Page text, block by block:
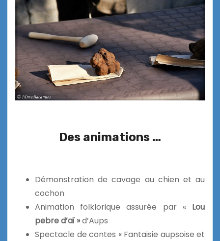
Des animations …
Démonstration de cavage au chien et au
cochon
Animation folklorique assurée par « Lou
pebre d’aï »d’Aups
Spectacle de contes « Fantaisie aupsoise et